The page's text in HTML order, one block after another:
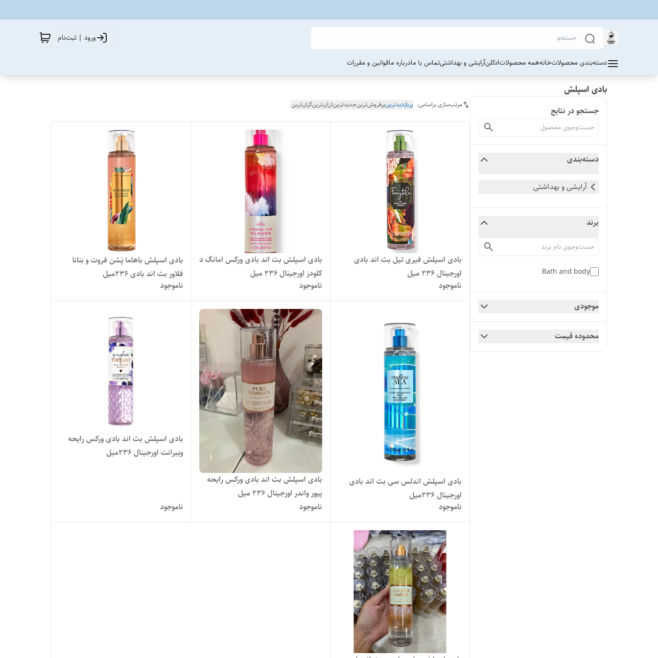
ورود | ثبت‌نام
دسته‌بندی محصولاتخانههمه محصولاتادکلنآرایشی و بهداشتیتماس با مادرباره ماقوانین و مقررات
بادی اسپلش
جستجو در نتایج
دسته‌بندی
آرایشی و بهداشتی
برند
Bath and body
موجودی
محدوده قیمت
مرتب‌سازی براساس: پربازدیدترینپرفروش‌ترینجدیدترینارزان‌ترینگران‌ترین
بادی اسپلش فیری تیل بث اند بادی
اورجینال ۲۳۶ میل
ناموجود
بادی اسپلش بث اند بادی ورکس امانگ د
کلودز اورجینال 236 میل
ناموجود
بادی اسپلش باهاما پَشن فروت و بنانا
فلاور بث اند بادی 236میل
ناموجود
بادی اسپلش اندلس سی بث اند بادی
اورجینال 236میل
ناموجود
بادی اسپلش بث اند بادی ورکس رایحه
پیور واندر اورجینال ۲۳۶ میل
ناموجود
بادی اسپلش بث اند بادی ورکس رایحه
ویبرانت اورجینال 236میل
ناموجود